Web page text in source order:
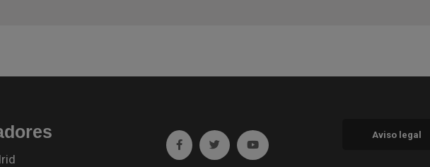
Ir a facebook (abre en ventana nueva)
Ir a twitter (abre en ventana nueva)
Ir a YouTube (abre en ventana nueva)
Aviso legal